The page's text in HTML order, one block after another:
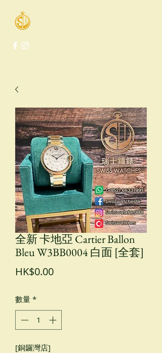
全新 卡地亞 Cartier Ballon
Bleu W3BB0004 白面 [全套]
HK$0.00價
數量 *
[銅鑼灣店]